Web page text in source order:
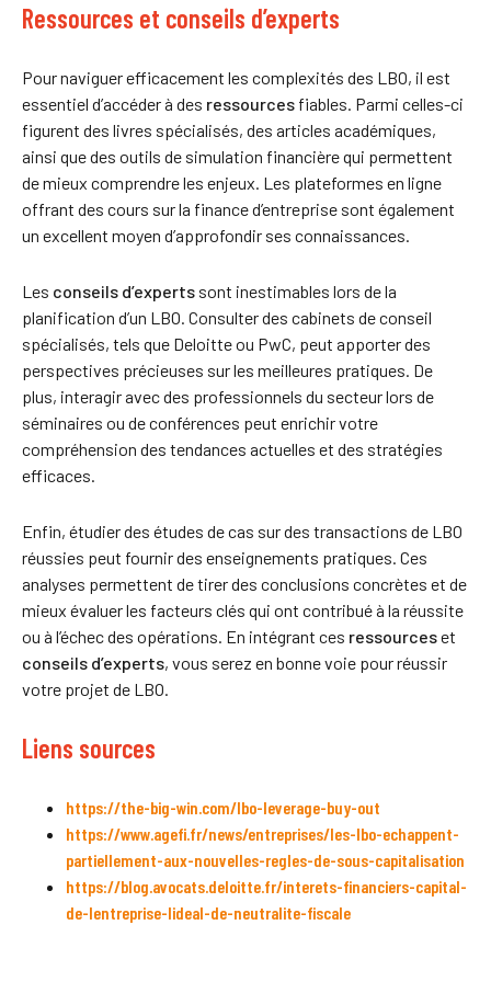
Ressources et conseils d’experts
Pour naviguer efficacement les complexités des LBO, il est
essentiel d’accéder à des ressources fiables. Parmi celles-ci
figurent des livres spécialisés, des articles académiques,
ainsi que des outils de simulation financière qui permettent
de mieux comprendre les enjeux. Les plateformes en ligne
offrant des cours sur la finance d’entreprise sont également
un excellent moyen d’approfondir ses connaissances.
Les conseils d’experts sont inestimables lors de la
planification d’un LBO. Consulter des cabinets de conseil
spécialisés, tels que Deloitte ou PwC, peut apporter des
perspectives précieuses sur les meilleures pratiques. De
plus, interagir avec des professionnels du secteur lors de
séminaires ou de conférences peut enrichir votre
compréhension des tendances actuelles et des stratégies
efficaces.
Enfin, étudier des études de cas sur des transactions de LBO
réussies peut fournir des enseignements pratiques. Ces
analyses permettent de tirer des conclusions concrètes et de
mieux évaluer les facteurs clés qui ont contribué à la réussite
ou à l’échec des opérations. En intégrant ces ressourceset
conseils d’experts, vous serez en bonne voie pour réussir
votre projet de LBO.
Liens sources
https://the-big-win.com/lbo-leverage-buy-out
https://www.agefi.fr/news/entreprises/les-lbo-echappent-
partiellement-aux-nouvelles-regles-de-sous-capitalisation
https://blog.avocats.deloitte.fr/interets-financiers-capital-
de-lentreprise-lideal-de-neutralite-fiscale